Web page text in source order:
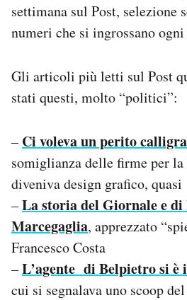
Regala il Post
Hai bisogno di aiuto?
settimana sul Post, selezione
numeri che si ingrossano
Gli articoli più letti sul Post
stati questi, molto “politici”:
– Ci voleva un perito
somiglianza delle firme per
diveniva design grafico, quasi
–La storia del Giornale e di
Marcegaglia, apprezzato
Francesco Costa
–L’agente di Belpietro si è
cui si segnalava uno scoop